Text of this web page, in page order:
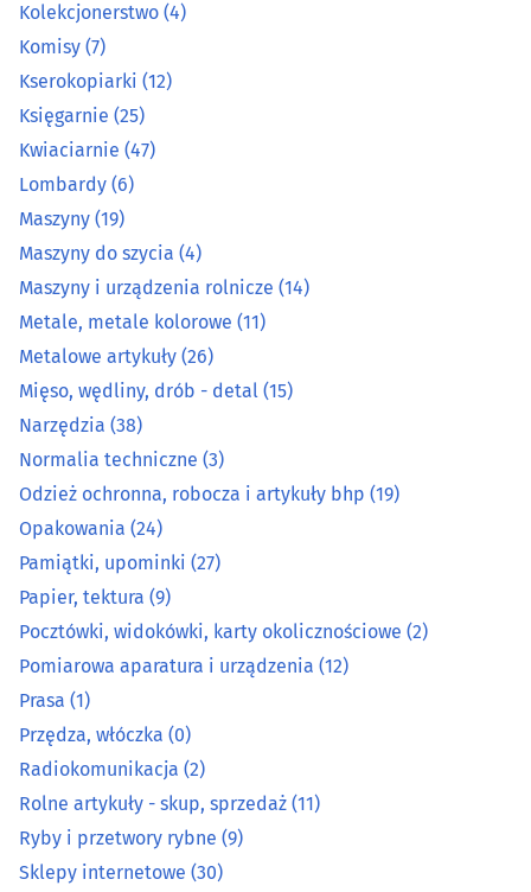
Komisy
Kserokopiarki (12)
Księgarnie(25)
Kwiaciarnie(47)
Maszyny(19)
Maszyny do szycia(4)
Maszyny i urządzenia rolnicze
Metale, metale kolorowe
Metalowe artykuły(26)
Mięso, wędliny, drób - detal (15)
Narzędzia
Normalia techniczne (3)
Odzież ochronna, robocza i artykuły bhp
Opakowania(24)
Kolekcjonerstwo (4)
Komisy (7)
Kserokopiarki (12)
Księgarnie (25)
Kwiaciarnie (47)
Lombardy (6)
Maszyny (19)
Maszyny do szycia (4)
Maszyny i urządzenia rolnicze (14)
Metale, metale kolorowe (11)
Metalowe artykuły (26)
Mięso, wędliny, drób - detal (15)
Narzędzia (38)
Normalia techniczne (3)
Odzież ochronna, robocza i artykuły bhp (19)
Opakowania (24)
Pamiątki, upominki (27)
Papier, tektura (9)
Pocztówki, widokówki, karty okolicznościowe (2)
Pomiarowa aparatura i urządzenia (12)
Prasa (1)
Przędza, włóczka (0)
Radiokomunikacja (2)
Rolne artykuły - skup, sprzedaż (11)
Ryby i przetwory rybne (9)
Sklepy internetowe (30)